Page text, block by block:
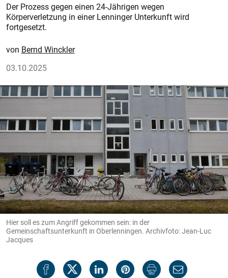
Der Prozess gegen einen 24-Jährigen wegen
Körperverletzung in einer Lenninger Unterkunft wird
fortgesetzt.
Bernd Winckler
03.10.2025
Hier soll es zum Angriff gekommen sein: in der
Gemeinschaftsunterkunft in Oberlenningen. Archivfoto: Jean-Luc
Jacques